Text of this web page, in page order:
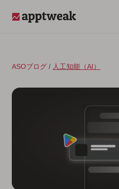
ASOブログ / 人工知能（AI）